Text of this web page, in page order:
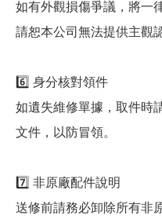
如有外觀損傷爭議，將一
請恕本公司無法提供主觀
6️⃣ 身分核對領件
如遺失維修單據，取件時
文件，以防冒領。
7️⃣ 非原廠配件說明
送修前請務必卸除所有非